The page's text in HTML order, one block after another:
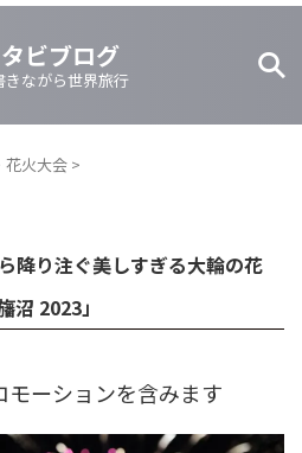
ビブログ
きながら世界旅行
花火大会 >
降り注ぐ美しすぎる大輪の花
沼 2023」
モーションを含みます